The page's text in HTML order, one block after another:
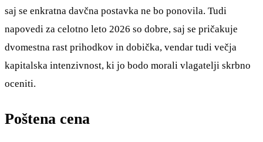
saj se enkratna davčna postavka ne bo ponovila. Tudi
napovedi za celotno leto 2026 so dobre, saj se pričakuje
dvomestna rast prihodkov in dobička, vendar tudi večja
kapitalska intenzivnost, ki jo bodo morali vlagatelji skrbno
oceniti.
Poštena cena